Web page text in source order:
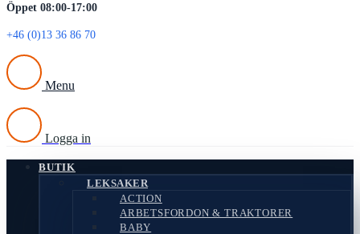
Öppet 08:00-17:00
+46 (0)13 36 86 70
Menu
Logga in
BUTIK
LEKSAKER
ACTION
ARBETSFORDON & TRAKTORER
BABY